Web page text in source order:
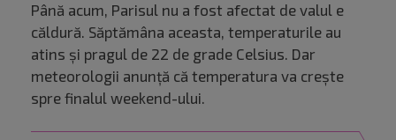
Până acum, Parisul nu a fost afectat de valul e
căldură. Săptămâna aceasta, temperaturile au
atins și pragul de 22 de grade Celsius. Dar
meteorologii anunță că temperatura va crește
spre finalul weekend-ului.